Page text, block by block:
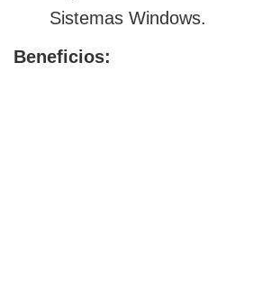
Sistemas Windows.
Beneficios: